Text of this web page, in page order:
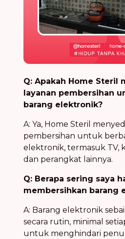
Q: Apakah Home Steril
layanan pembersihan
barang elektronik?
A: Ya, Home Steril
pembersihan untuk
elektronik, termasuk TV,
dan perangkat lainnya.
Q: Berapa sering saya
membersihkan barang
A: Barang elektronik
secara rutin, minimal
untuk menghindari